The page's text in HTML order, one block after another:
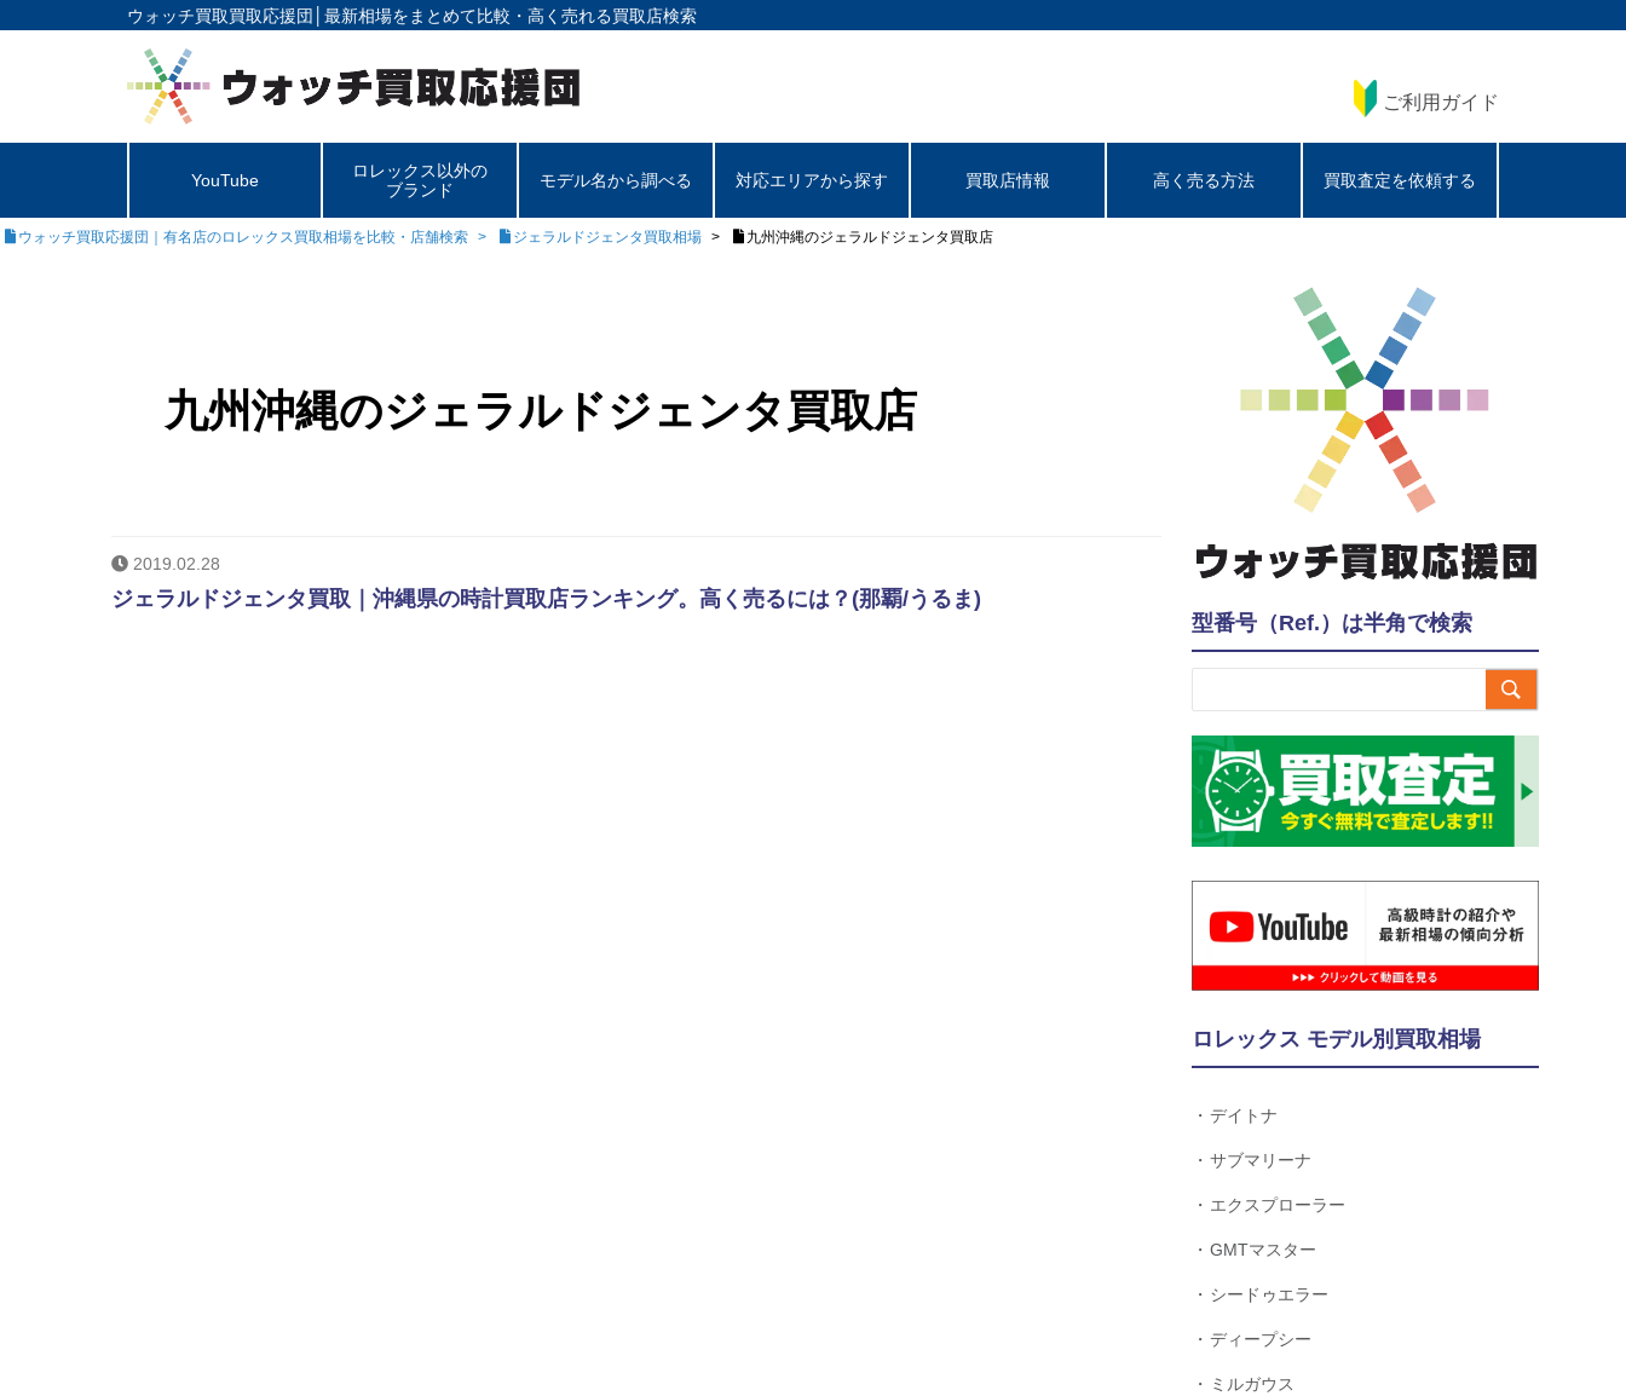
ウォッチ買取買取応援団│ 最新相場をまとめて比較・高く売れる買取店検索
ご利用ガイド
YouTube
ロレックス以外の
ブランド
モデル名から調べる 対応エリアから探す 買取店情報 高く売る方法 買取査定を依頼する
ウォッチ買取応援団｜有名店のロレックス買取相場を比較・店舗検索 ジェラルドジェンタ買取相場 九州沖縄のジェラルドジェンタ買取店
九州沖縄のジェラルドジェンタ買取店
2019.02.28
ジェラルドジェンタ買取｜沖縄県の時計買取店ランキング。高く売るには？(那覇/うるま)
型番号（Ref.）は半角で検索

ロレックス モデル別買取相場
デイトナ
サブマリーナ
エクスプローラー
GMTマスター
シードゥエラー
ディープシー
ミルガウス